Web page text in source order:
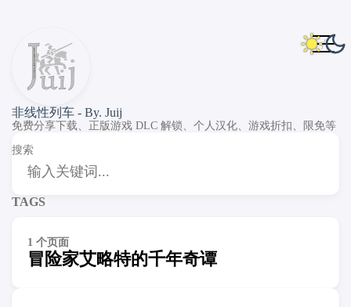
非线性列车 - By. Juij
免费分享下载、正版游戏 DLC 解锁、个人汉化、游戏折扣、限免等
搜索
TAGS
1 个页面
冒险家艾略特的千年奇谭